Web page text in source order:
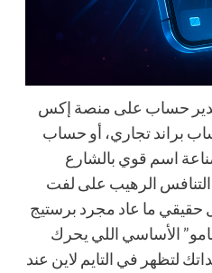
تدير حساب على منصة إكس
براند تجاري، أو حساب
اسم قوي بالشارع
التنافس الرهيب على لفت
حقيقي ما عاد مجرد برستيج
الأساسي اللي يحرك
لتظهر في التايم لاين عند